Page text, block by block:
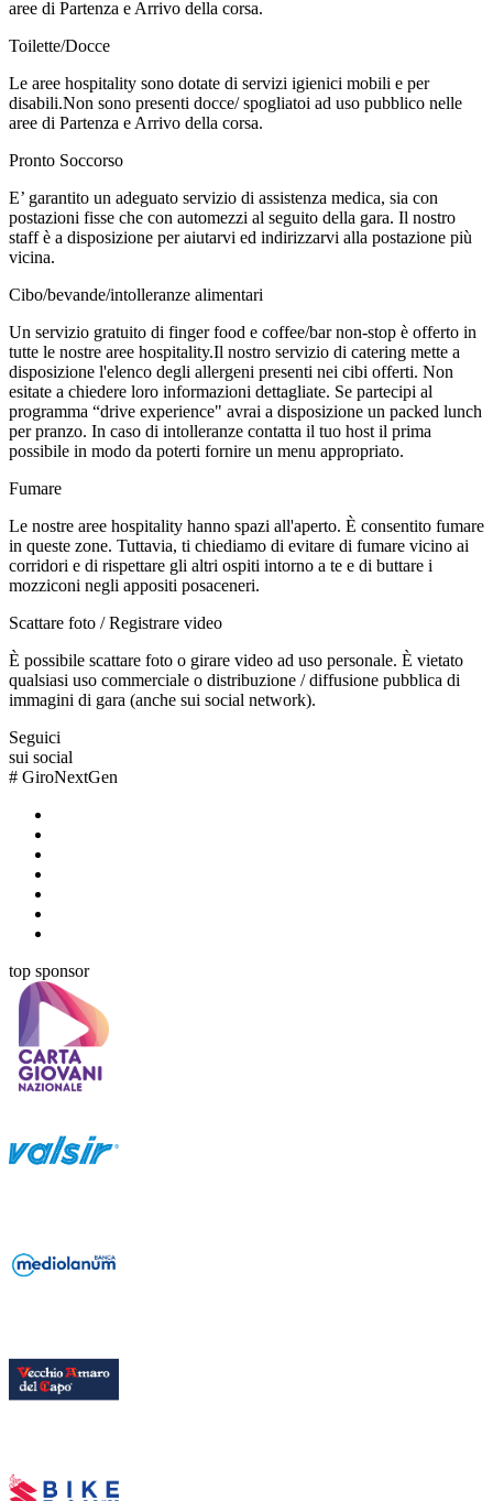
aree di Partenza e Arrivo della corsa.
Toilette/Docce
Le aree hospitality sono dotate di servizi igienici mobili e per
disabili.Non sono presenti docce/ spogliatoi ad uso pubblico nelle
aree di Partenza e Arrivo della corsa.
Pronto Soccorso
E’ garantito un adeguato servizio di assistenza medica, sia con
postazioni fisse che con automezzi al seguito della gara. Il nostro
staff è a disposizione per aiutarvi ed indirizzarvi alla postazione più
vicina.
Cibo/bevande/intolleranze alimentari
Un servizio gratuito di finger food e coffee/bar non-stop è offerto in
tutte le nostre aree hospitality.Il nostro servizio di catering mette a
disposizione l'elenco degli allergeni presenti nei cibi offerti. Non
esitate a chiedere loro informazioni dettagliate. Se partecipi al
programma “drive experience" avrai a disposizione un packed lunch
per pranzo. In caso di intolleranze contatta il tuo host il prima
possibile in modo da poterti fornire un menu appropriato.
Fumare
Le nostre aree hospitality hanno spazi all'aperto. È consentito fumare
in queste zone. Tuttavia, ti chiediamo di evitare di fumare vicino ai
corridori e di rispettare gli altri ospiti intorno a te e di buttare i
mozziconi negli appositi posaceneri.
Scattare foto / Registrare video
È possibile scattare foto o girare video ad uso personale. È vietato
qualsiasi uso commerciale o distribuzione / diffusione pubblica di
immagini di gara (anche sui social network).
Seguici
sui social
# GiroNextGen
top sponsor